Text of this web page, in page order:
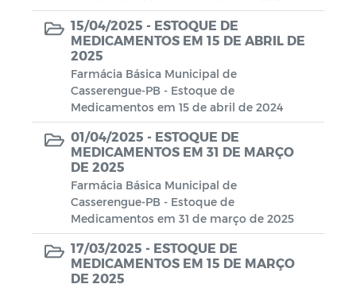
Contratação Direta
POLITICA NACIONAL ALDIR BLANC -
PNAB CASSERENGUE/PB
Conselho Municipal de Assistência
15/04/2025 - ESTOQUE DE
MEDICAMENTOS EM 15 DE ABRIL DE
2025
Farmácia Básica Municipal de
Casserengue-PB - Estoque de
Medicamentos em 15 de abril de 2024
01/04/2025 - ESTOQUE DE
MEDICAMENTOS EM 31 DE MARÇO
DE 2025
Farmácia Básica Municipal de
Casserengue-PB - Estoque de
Medicamentos em 31 de março de 2025
17/03/2025 - ESTOQUE DE
MEDICAMENTOS EM 15 DE MARÇO
DE 2025